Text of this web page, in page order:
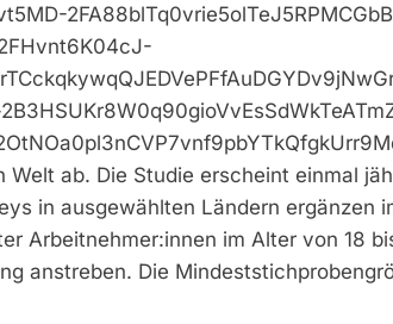
Welt ab. Die Studie erscheint einmal
in ausgewählten Ländern
Arbeitnehmer:innen im Alter von 18
anstreben. Die